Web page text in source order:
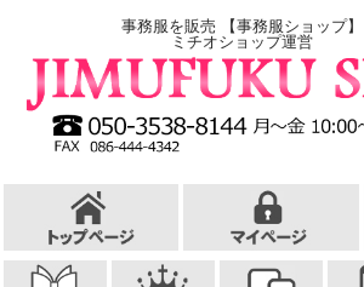
事務服を販売 【事務服ショップ】
ミチオショップ運営